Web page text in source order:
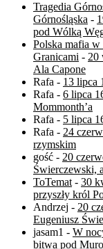
Tragedia
Górnośląska -
pod Wólką
Polska mafia
Granicami - 20
Ala Capone
Rafa - 13 lipca
Rafa - 6 lipca
Mommonth’a
Rafa - 5 lipca
Rafa - 24
rzymskim
gość - 20
Świerczewski,
ToTemat - 30
przyszły król
Andrzej - 20
Eugeniusz
jasam1 - W
bitwa pod